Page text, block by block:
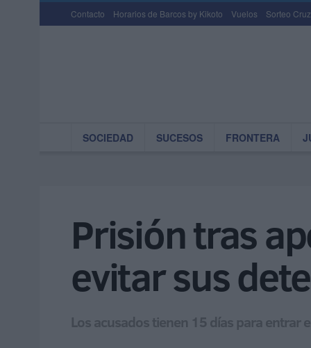
Contacto Horarios de Barcos by Kikoto Vuelos Sorteo
SOCIEDAD SUCESOS FRONTERA
Prisión tras
evitar sus
Los acusados tienen 15 días para entrar